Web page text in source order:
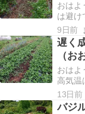
おはよ
は避け
ました
ニトマ
草。。
(^.^)
の畝間
穫。。
ロヘ
9日前
遅く
（お
しを
おはよ
高気
ごしや
を決
13日前
バジ